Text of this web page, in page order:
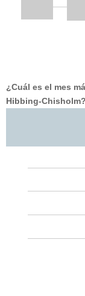
¿Cuál es el mes
Hibbing-Chisholm?